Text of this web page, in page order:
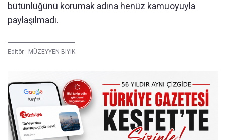
bütünlüğünü korumak adına henüz kamuoyuyla
paylaşılmadı.
Editör : MÜZEYYEN BIYIK